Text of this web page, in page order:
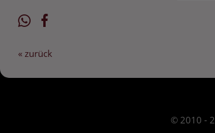
« zurück
© 2010 -